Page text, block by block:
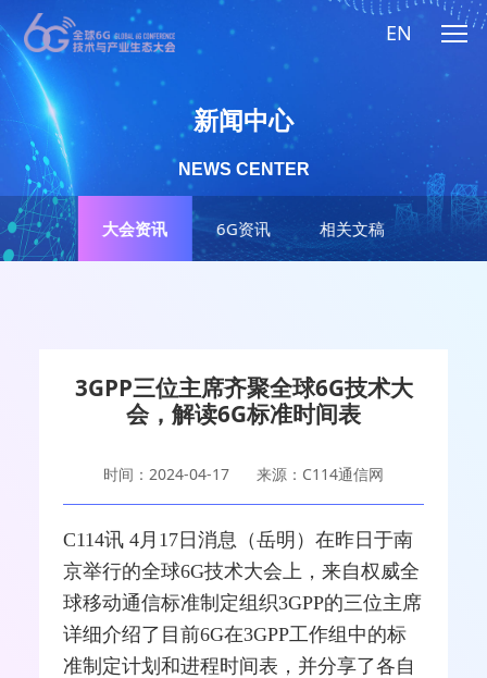
EN
大会资讯 6G资讯 相关文稿
新闻中心
NEWS CENTER
3GPP三位主席齐聚全球6G技术大
会，解读6G标准时间表
时间：2024-04-17 来源：C114通信网
C114讯 4月17日消息（岳明）在昨日于南
京举行的全球6G技术大会上，来自权威全
球移动通信标准制定组织3GPP的三位主席
详细介绍了目前6G在3GPP工作组中的标
准制定计划和进程时间表，并分享了各自